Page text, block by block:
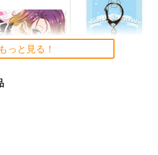
円（税込）
Project
サンプル
もっと見る！